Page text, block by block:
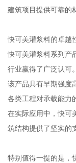
建筑项目提供可靠的
快可美灌浆料的卓越
快可美灌浆料系列产
行业赢得了广泛认可。
该产品具有早期强度
各类工程对承载能力
在实际应用中，快可
筑结构提供了坚实的
特别值得一提的是，